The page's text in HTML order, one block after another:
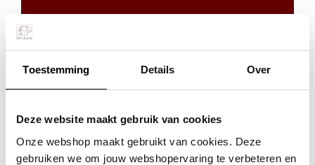
Toestemming Details Over
Deze website maakt gebruik van cookies
Onze webshop maakt gebruikt van cookies. Deze
gebruiken we om jouw webshopervaring te verbeteren en
Doordeweeks voor 13.00 uur besteld, de volgende werkdag
Niet goed, geld terug